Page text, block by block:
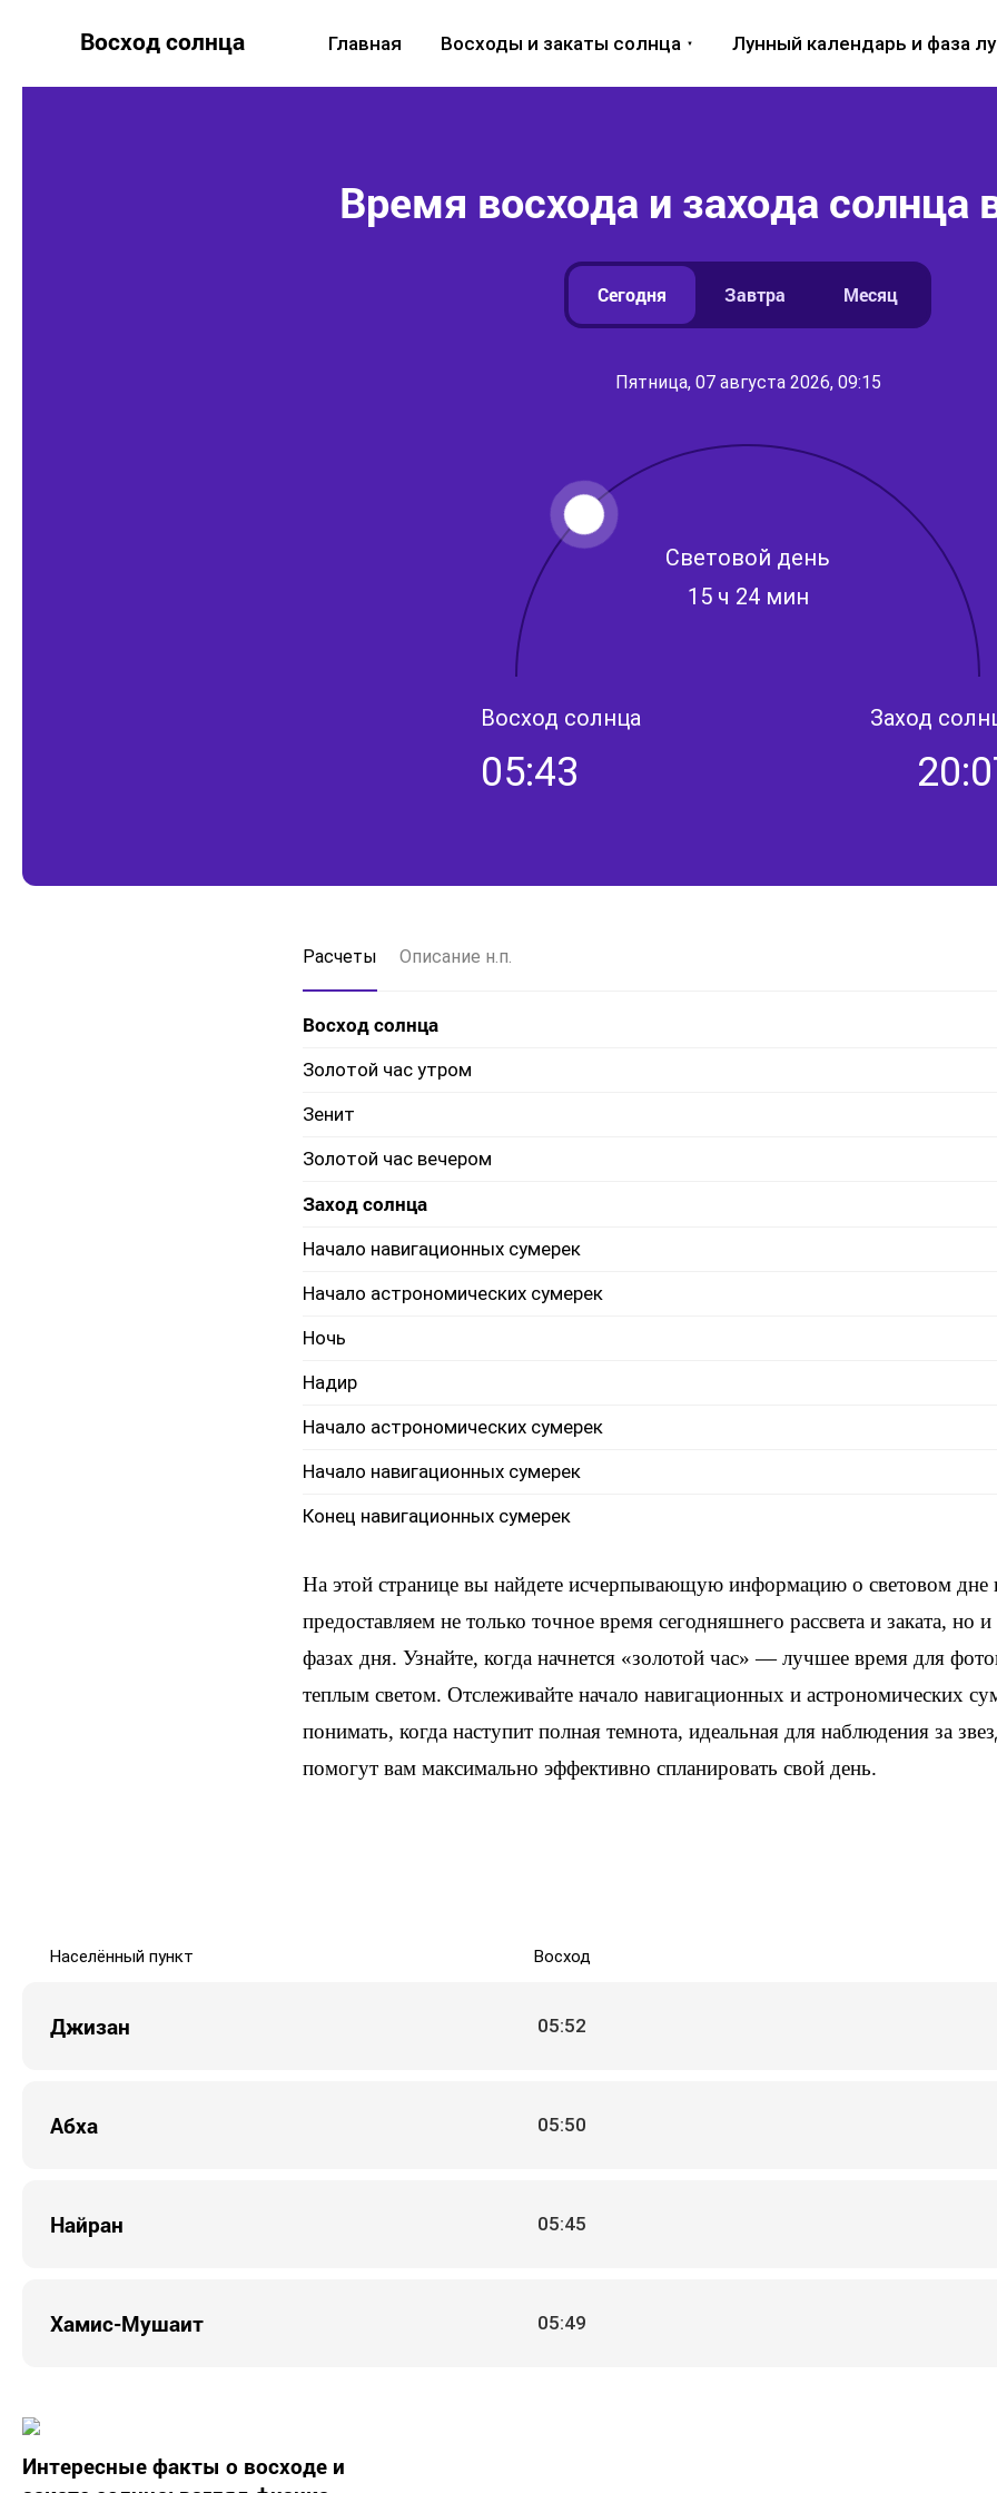
Восход солнца Главная Восходы и закаты солнца Лунный календарь и фаза
Время восхода и захода солнца
Сегодня Завтра Месяц
Пятница, 07 августа 2026, 09:15
Световой день
15 ч 24 мин
Восход солнца
05:43
Заход
Расчеты Описание н.п.
Восход солнца
Золотой час утром
Зенит
Золотой час вечером
Заход солнца
Начало навигационных сумерек
Начало астрономических сумерек
Ночь
Надир
Начало астрономических сумерек
Начало навигационных сумерек
Конец навигационных сумерек
На этой странице вы найдете исчерпывающую информацию о световом
предоставляем не только точное время сегодняшнего рассвета и заката, но
фазах дня. Узнайте, когда начнется «золотой час» — лучшее время для
теплым светом. Отслеживайте начало навигационных и астрономических
понимать, когда наступит полная темнота, идеальная для наблюдения за
помогут вам максимально эффективно спланировать свой день.
Населённый пункт Восход
Джизан 05:52
Абха 05:50
Найран 05:45
Хамис-Мушаит 05:49
Интересные факты о восходе и